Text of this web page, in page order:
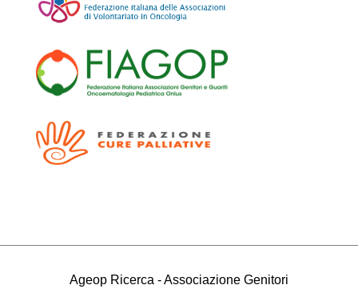
Ageop Ricerca - Associazione Genitori